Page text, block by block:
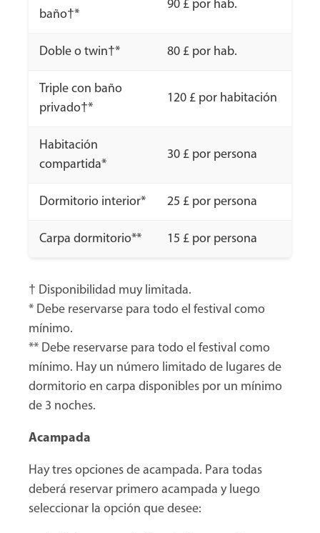
baño†*
90 £ por hab.
Doble o twin†* 80 £ por hab.
Triple con baño
privado†*
120 £ por habitación
Habitación
compartida*
30 £ por persona
Dormitorio interior* 25 £ por persona
Carpa dormitorio** 15 £ por persona
† Disponibilidad muy limitada.
* Debe reservarse para todo el festival como
mínimo.
** Debe reservarse para todo el festival como
mínimo. Hay un número limitado de lugares de
dormitorio en carpa disponibles por un mínimo
de 3 noches.
Acampada
Hay tres opciones de acampada. Para todas
deberá reservar primero acampada y luego
seleccionar la opción que desee: